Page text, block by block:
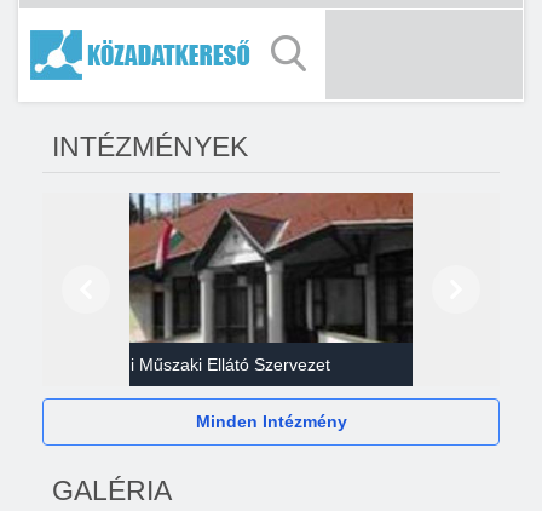
INTÉZMÉNYEK
Gazdasági Műszaki Ellátó Szervezet
Minden Intézmény
GALÉRIA